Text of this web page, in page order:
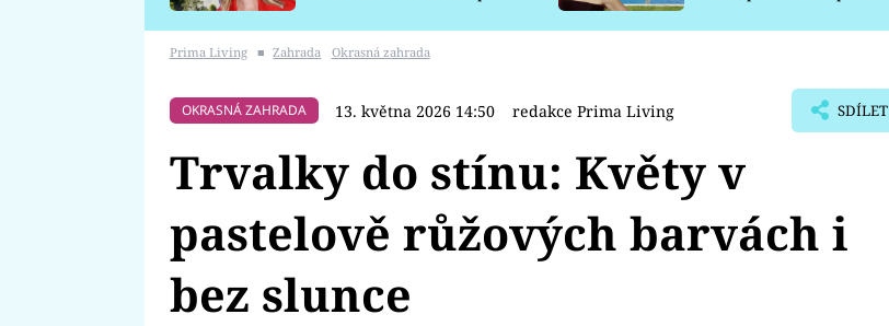
Prima Living ■ Zahrada Okrasná zahrada
OKRASNÁ ZAHRADA 13. května 2026 14:50 redakce Prima Living SDÍLET
Trvalky do stínu: Květy v
pastelově růžových barvách i
bez slunce